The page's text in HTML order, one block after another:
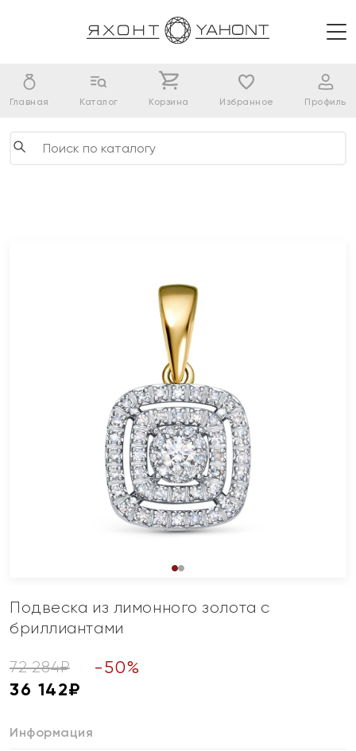
Главная Каталог Корзина Избранное Профиль
Подвеска из лимонного золота с
бриллиантами
72 284₽ -50%
36 142₽
Информация